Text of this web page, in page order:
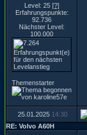
Level: 25 [?]
Erfahrungspunkte:
92.736
Nächster Level:
100.000
Themenstarter
25.01.2025 14:30
RE: Volvo A60H